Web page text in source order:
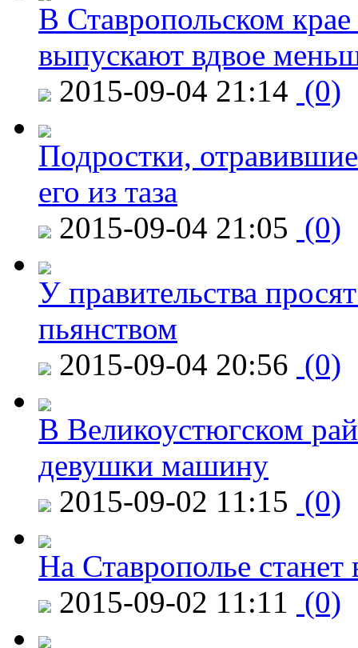
В Ставропольском
выпускают вдвое
2015-09-04 21:14 (0)
Подростки,
его из таза
2015-09-04 21:05 (0)
У правительства
пьянством
2015-09-04 20:56 (0)
В Великоустюгском
девушки машину
2015-09-02 11:15 (0)
На Ставрополье
2015-09-02 11:11 (0)